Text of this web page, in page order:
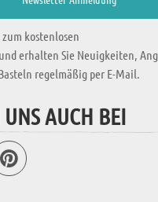
kostenlosen
erhalten Sie Neuigkeiten,
regelmäßig per E-Mail.
AUCH BEI